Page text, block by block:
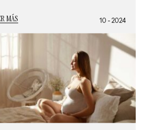
MÁS 10 - 2024